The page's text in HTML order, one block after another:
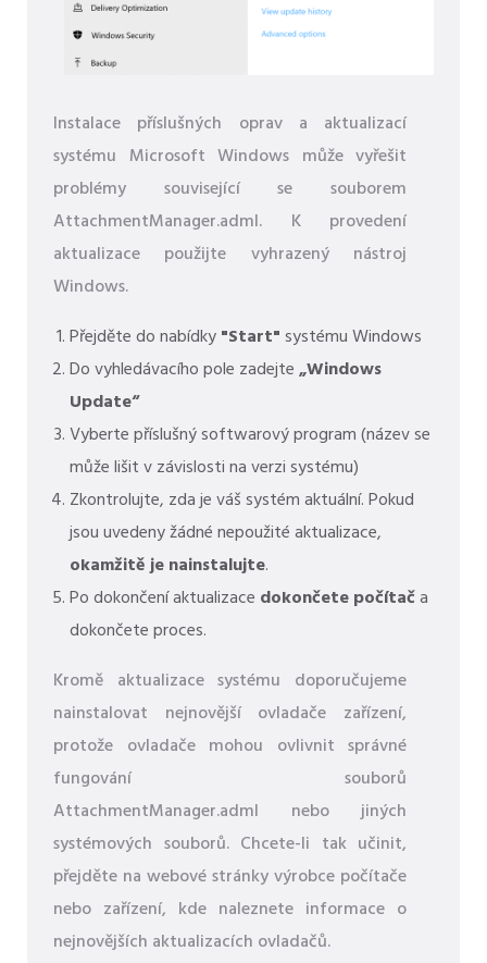
Instalace příslušných oprav a aktualizací
systému Microsoft Windows může vyřešit
problémy související se souborem
AttachmentManager.adml. K provedení
aktualizace použijte vyhrazený nástroj
Windows.
Přejděte do nabídky"Start"systému Windows
Do vyhledávacího pole zadejte„Windows
Update“
Vyberte příslušný softwarový program (název se
může lišit v závislosti na verzi systému)
Zkontrolujte, zda je váš systém aktuální. Pokud
jsou uvedeny žádné nepoužité aktualizace,
okamžitě je nainstalujte.
Po dokončení aktualizace dokončete počítača
dokončete proces.
Kromě aktualizace systému doporučujeme
nainstalovat nejnovější ovladače zařízení,
protože ovladače mohou ovlivnit správné
fungování souborů
AttachmentManager.adml nebo jiných
systémových souborů. Chcete-li tak učinit,
přejděte na webové stránky výrobce počítače
nebo zařízení, kde naleznete informace o
nejnovějších aktualizacích ovladačů.